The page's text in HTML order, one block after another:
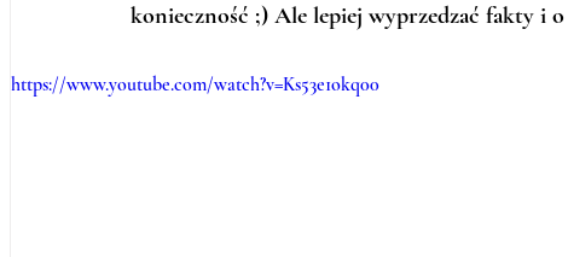
konieczność ;) Ale lepiej wyprzedzać fakty i
https://www.youtube.com/watch?v=Ks53e1okq00